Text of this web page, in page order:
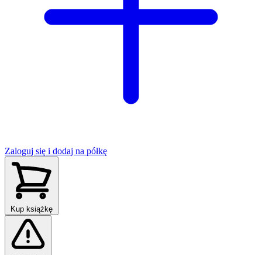
Zaloguj się i dodaj na półkę
Kup książkę